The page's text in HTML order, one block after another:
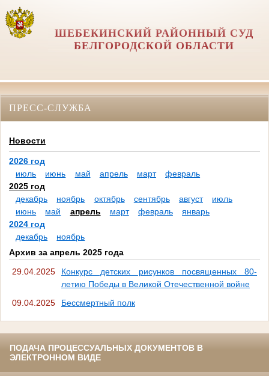
ШЕБЕКИНСКИЙ РАЙОННЫЙ СУД
БЕЛГОРОДСКОЙ ОБЛАСТИ
ПРЕСС-СЛУЖБА
Новости
2026 год
июль
июнь май апрель март
февраль
2025 год
декабрь
ноябрь октябрь сентябрь август
июль
июнь
май апрель март февраль
январь
2024 год
декабрь
ноябрь
Архив за апрель 2025 года
29.04.2025
Конкурс детских рисунков посвященных 80-
летию Победы в Великой Отечественной войне
09.04.2025
Бессмертный полк
ПОДАЧА ПРОЦЕССУАЛЬНЫХ ДОКУМЕНТОВ В
ЭЛЕКТРОННОМ ВИДЕ